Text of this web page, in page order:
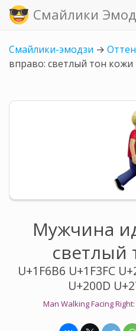
Смайлики
Смайлики-эмодзи →
вправо: светлый тон кожи
Мужчина
светлый
U+1F6B6 U+1F3FC
U+200D
Man Walking Facing